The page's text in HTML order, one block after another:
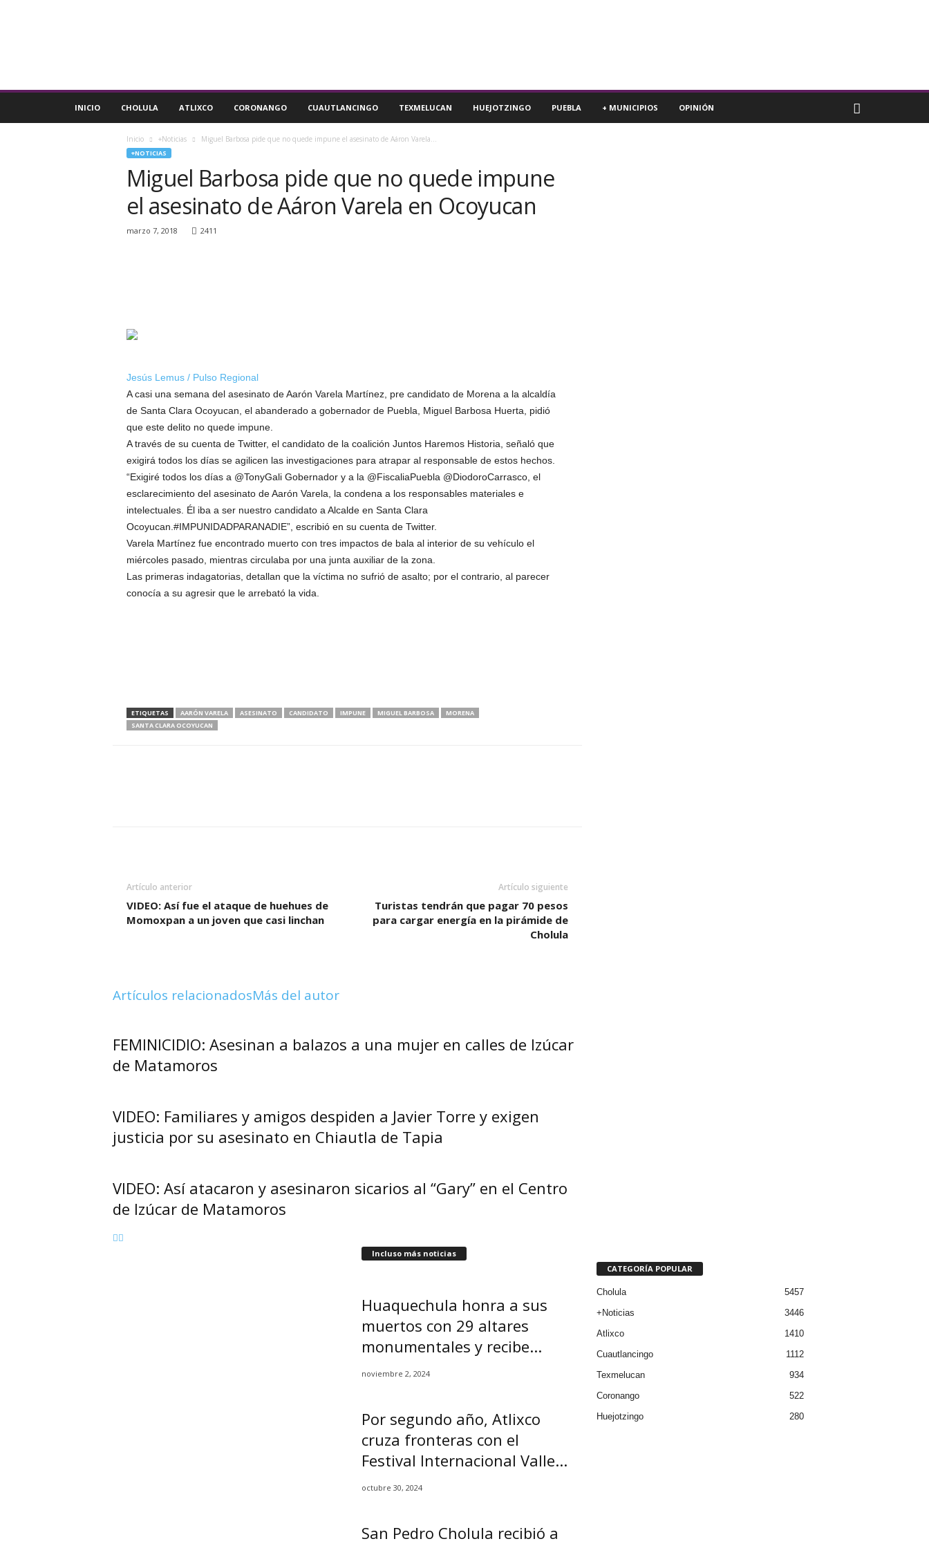
INICIO CHOLULA ATLIXCO CORONANGO CUAUTLANCINGO TEXMELUCAN HUEJOTZINGO PUEBLA + MUNICIPIOS OPINIÓN
Inicio +Noticias Miguel Barbosa pide que no quede impune el asesinato de Aáron Varela...
+NOTICIAS
Miguel Barbosa pide que no quede impune
el asesinato de Aáron Varela en Ocoyucan
marzo 7, 2018 2411
Jesús Lemus / Pulso Regional
A casi una semana del asesinato de Aarón Varela Martínez, pre candidato de Morena a la alcaldía
de Santa Clara Ocoyucan, el abanderado a gobernador de Puebla, Miguel Barbosa Huerta, pidió
que este delito no quede impune.
A través de su cuenta de Twitter, el candidato de la coalición Juntos Haremos Historia, señaló que
exigirá todos los días se agilicen las investigaciones para atrapar al responsable de estos hechos.
“Exigiré todos los días a @TonyGali Gobernador y a la @FiscaliaPuebla @DiodoroCarrasco, el
esclarecimiento del asesinato de Aarón Varela, la condena a los responsables materiales e
intelectuales. Él iba a ser nuestro candidato a Alcalde en Santa Clara
Ocoyucan.#IMPUNIDADPARANADIE”, escribió en su cuenta de Twitter.
Varela Martínez fue encontrado muerto con tres impactos de bala al interior de su vehículo el
miércoles pasado, mientras circulaba por una junta auxiliar de la zona.
Las primeras indagatorias, detallan que la víctima no sufrió de asalto; por el contrario, al parecer
conocía a su agresir que le arrebató la vida.
ETIQUETAS AARÓN VARELA ASESINATO CANDIDATO IMPUNE MIGUEL BARBOSA
MORENA
SANTA CLARA OCOYUCAN
Artículo anterior
VIDEO: Así fue el ataque de huehues de
Momoxpan a un joven que casi linchan
Artículo siguiente
Turistas tendrán que pagar 70 pesos
para cargar energía en la pirámide de
Cholula
Artículos relacionadosMás del autor
FEMINICIDIO: Asesinan a balazos a una mujer en calles de Izúcar
de Matamoros
VIDEO: Familiares y amigos despiden a Javier Torre y exigen
justicia por su asesinato en Chiautla de Tapia
VIDEO: Así atacaron y asesinaron sicarios al “Gary” en el Centro
de Izúcar de Matamoros
Incluso más noticias
Huaquechula honra a sus
muertos con 29 altares
monumentales y recibe...
noviembre 2, 2024
Por segundo año, Atlixco
cruza fronteras con el
Festival Internacional Valle...
octubre 30, 2024
San Pedro Cholula recibió a
CATEGORÍA POPULAR
Cholula
5457
+Noticias
3446
Atlixco
1410
Cuautlancingo
1112
Texmelucan
934
Coronango
522
Huejotzingo
280